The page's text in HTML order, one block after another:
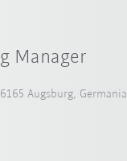
Manager
Augsburg, Germania